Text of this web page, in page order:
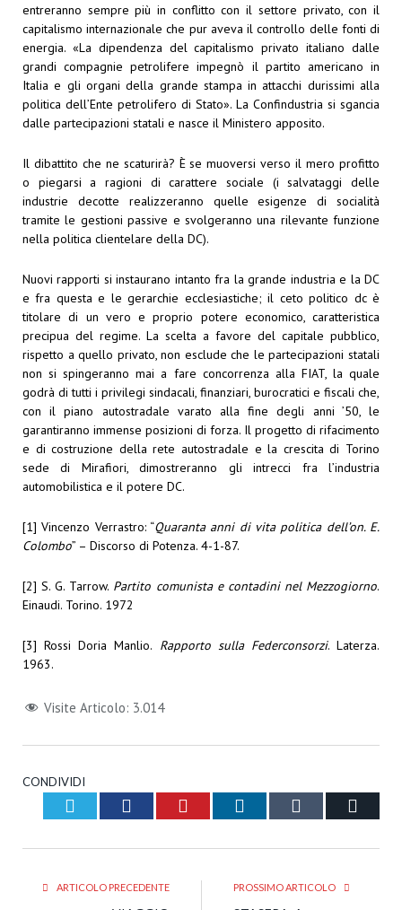
entreranno sempre più in conflitto con il settore privato, con il
capitalismo internazionale che pur aveva il controllo delle fonti di
energia. «La dipendenza del capitalismo privato italiano dalle
grandi compagnie petrolifere impegnò il partito americano in
Italia e gli organi della grande stampa in attacchi durissimi alla
politica dell’Ente petrolifero di Stato». La Confindustria si sgancia
dalle partecipazioni statali e nasce il Ministero apposito.
Il dibattito che ne scaturirà? È se muoversi verso il mero profitto
o piegarsi a ragioni di carattere sociale (i salvataggi delle
industrie decotte realizzeranno quelle esigenze di socialità
tramite le gestioni passive e svolgeranno una rilevante funzione
nella politica clientelare della DC).
Nuovi rapporti si instaurano intanto fra la grande industria e la DC
e fra questa e le gerarchie ecclesiastiche; il ceto politico dc è
titolare di un vero e proprio potere economico, caratteristica
precipua del regime. La scelta a favore del capitale pubblico,
rispetto a quello privato, non esclude che le partecipazioni statali
non si spingeranno mai a fare concorrenza alla FIAT, la quale
godrà di tutti i privilegi sindacali, finanziari, burocratici e fiscali che,
con il piano autostradale varato alla fine degli anni ’50, le
garantiranno immense posizioni di forza. Il progetto di rifacimento
e di costruzione della rete autostradale e la crescita di Torino
sede di Mirafiori, dimostreranno gli intrecci fra l’industria
automobilistica e il potere DC.
[1] Vincenzo Verrastro: “Quaranta anni di vita politica dell’on. E.
Colombo” – Discorso di Potenza. 4-1-87.
[2] S. G. Tarrow. Partito comunista e contadini nel Mezzogiorno.
Einaudi. Torino. 1972
[3] Rossi Doria Manlio. Rapporto sulla Federconsorzi. Laterza.
1963.
Visite Articolo: 3.014
CONDIVIDI
Twitter Facebook Pinterest LinkedIn Tumblr
ARTICOLO PRECEDENTE PROSSIMO ARTICOLO